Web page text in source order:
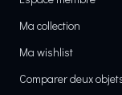
Ma collection
Ma wishlist
Comparer deux